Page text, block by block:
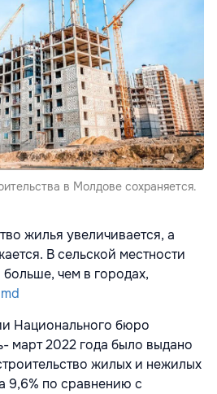
в Молдове сохраняется.
жилья увеличивается, а
В сельской местности
чем в городах,
Национального бюро
март 2022 года было выдано
жилых и нежилых
9,6% по сравнению с